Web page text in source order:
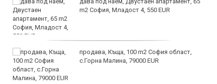
m2 София, Младост 4, 550 EUR
продава, Къща, 100 m2 София област,
с.Горна Малина, 79000 EUR